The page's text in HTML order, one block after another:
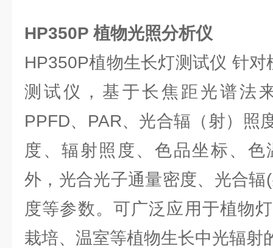
HP350P 植物光照分析仪
HP350P植物生长灯测试仪 针
测试仪，基于长焦距光谱法
PPFD、PAR、光合辐（射）照
度、辐射照度、色品坐标、
外，光合光子通量密度、光合
度等参数。可广泛应用于植物
栽培、温室等植物生长中光辐射